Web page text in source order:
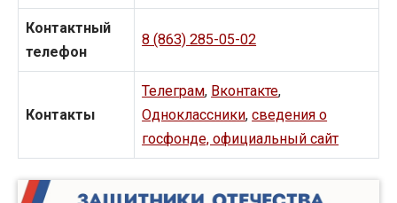
Контактный
телефон
8 (863) 285-05-02
Контакты
Телеграм, Вконтакте,
Одноклассники,сведения о
госфонде, официальный сайт